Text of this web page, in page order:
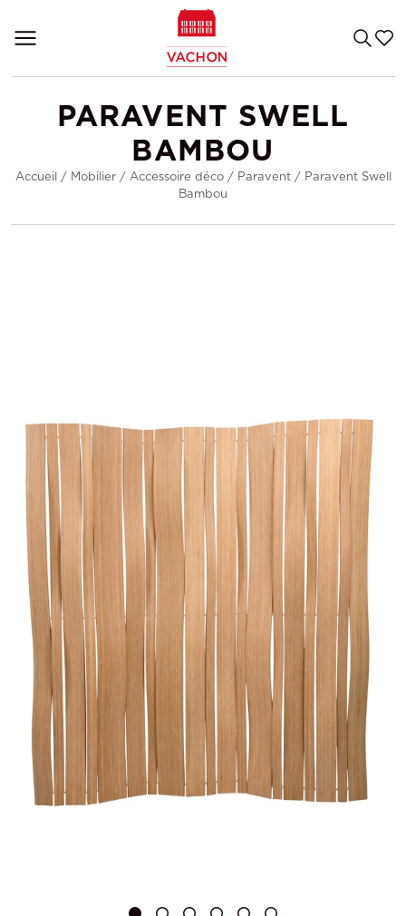
PARAVENT SWELL
BAMBOU
Accueil / Mobilier/ Accessoire déco/ Paravent/ Paravent Swell
Bambou